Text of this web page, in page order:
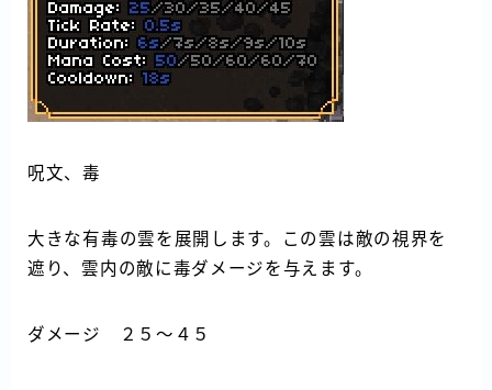
呪文、毒
大きな有毒の雲を展開します。この雲は敵の視界を
遮り、雲内の敵に毒ダメージを与えます。
ダメージ ２５～４５